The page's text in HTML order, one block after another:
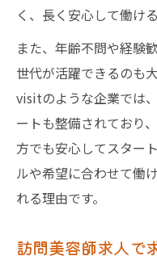
く、長く安心して働け
また、年齢不問や経験
世代が活躍できるのも
visitのような企業では
ートも整備されており
方でも安心してスター
ルや希望に合わせて働
れる理由です。
訪問美容師求人で